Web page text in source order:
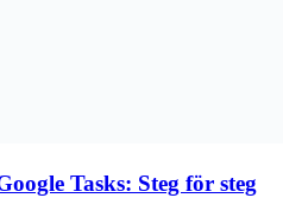
Tasks: Steg för steg